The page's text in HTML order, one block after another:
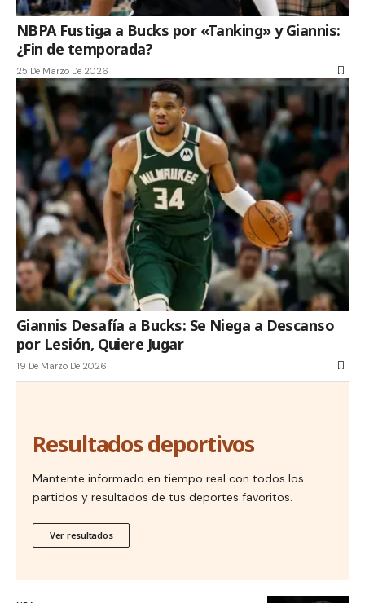
NBPA Fustiga a Bucks por «Tanking» y Giannis:
¿Fin de temporada?
25 De Marzo De 2026
Giannis Desafía a Bucks: Se Niega a Descanso
por Lesión, Quiere Jugar
19 De Marzo De 2026
Resultados deportivos
Mantente informado en tiempo real con todos los
partidos y resultados de tus deportes favoritos.
Ver resultados